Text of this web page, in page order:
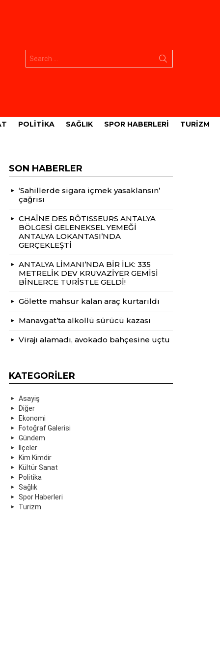
POLITIKA SAĞLIK SPOR HABERLERI TURIZM
SON HABERLER
‘Sahillerde sigara içmek yasaklansın’
çağrısı
CHAÎNE DES RÔTISSEURS ANTALYA
BÖLGESİ GELENEKSEL YEMEĞİ
ANTALYA LOKANTASI’NDA
GERÇEKLEŞTİ
ANTALYA LİMANI’NDA BİR İLK: 335
METRELİK DEV KRUVAZİYER GEMİSİ
BİNLERCE TURİSTLE GELDİ!
Gölette mahsur kalan araç kurtarıldı
Manavgat’ta alkollü sürücü kazası
Virajı alamadı, avokado bahçesine uçtu
KATEGORILER
Asayiş
Diğer
Ekonomi
Fotoğraf Galerisi
Gündem
İlçeler
Kim Kimdir
Kültür Sanat
Politika
Sağlık
Spor Haberleri
Turizm